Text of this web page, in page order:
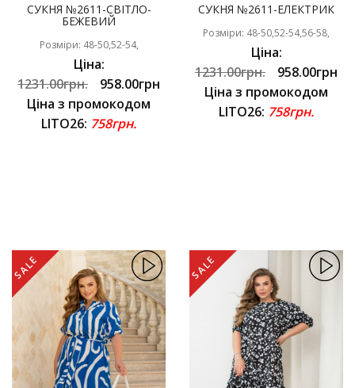
СУКНЯ №2611-СВІТЛО-
БЕЖЕВИЙ
Розміри: 48-50,52-54,
Ціна:
1231.00грн.
958.00грн
Ціна з промокодом
LITO26: 758грн.
СУКНЯ №2611-ЕЛЕКТРИК
Розміри: 48-50,52-54,56-58,
Ціна:
1231.00грн.
958.00грн
Ціна з промокодом
LITO26: 758грн.
SALE SALE